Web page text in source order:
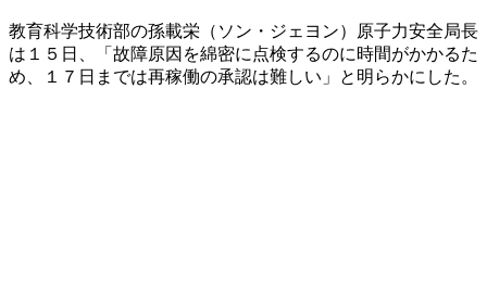
教育科学技術部の孫載栄（ソン・ジェヨン）原子力安全局長
は１５日、「故障原因を綿密に点検するのに時間がかかるた
め、１７日までは再稼働の承認は難しい」と明らかにした。